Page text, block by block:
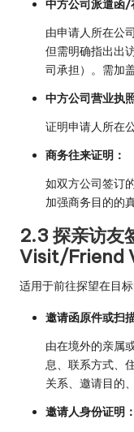
中方公司派遣函/
由申请人所在公
但需明确指出出
司承担）。需加
中方公司营业执
证明申请人所在
商务往来证明：
如双方公司签订
加强商务目的的
2.3 探亲访友
Visit/Friend
适用于前往探望在目
邀请函原件或扫
由在境外的亲属
息、联系方式、
关系、邀请目的
邀请人身份证明：